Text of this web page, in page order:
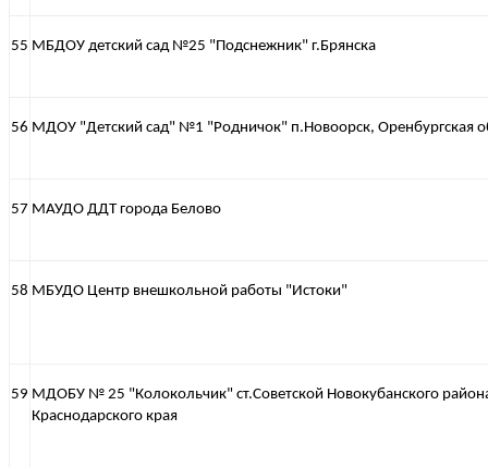
55 МБДОУ детский сад №25 "Подснежник" г.Брянска
56 МДОУ "Детский сад" №1 "Родничок" п.Новоорск, Оренбургская
57 МАУДО ДДТ города Белово
58 МБУДО Центр внешкольной работы "Истоки"
59 МДОБУ № 25 "Колокольчик" ст.Советской Новокубанского
Краснодарского края